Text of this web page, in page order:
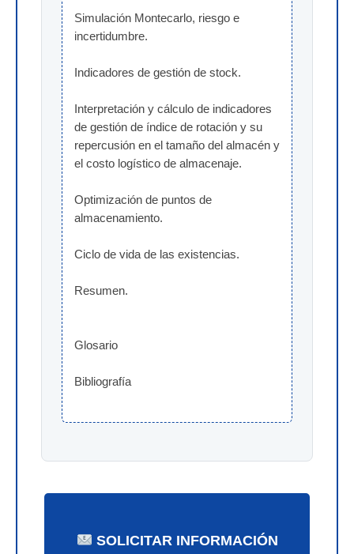
Simulación Montecarlo, riesgo e
incertidumbre.
Indicadores de gestión de stock.
Interpretación y cálculo de indicadores
de gestión de índice de rotación y su
repercusión en el tamaño del almacén y
el costo logístico de almacenaje.
Optimización de puntos de
almacenamiento.
Ciclo de vida de las existencias.
Resumen.
Glosario
Bibliografía
SOLICITAR INFORMACIÓN